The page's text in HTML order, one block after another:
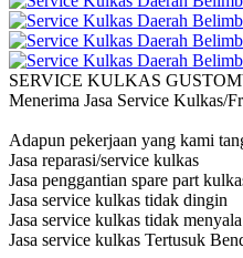
SERVICE KULKAS
Menerima Jasa Service
Adapun pekerjaan yang kami
Jasa reparasi/service kulkas
Jasa penggantian spare part
Jasa service kulkas tidak dingin
Jasa service kulkas tidak menyala
Jasa service kulkas Tertusuk